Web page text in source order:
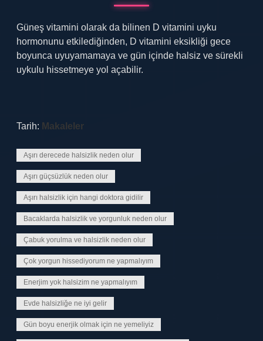
Güneş vitamini olarak da bilinen D vitamini uyku
hormonunu etkilediğinden, D vitamini eksikliği gece
boyunca uyuyamamaya ve gün içinde halsiz ve sürekli
uykulu hissetmeye yol açabilir.
Tarih: Makaleler
Aşırı derecede halsizlik neden olur
Aşırı güçsüzlük neden olur
Aşırı halsizlik için hangi doktora gidilir
Bacaklarda halsizlik ve yorgunluk neden olur
Çabuk yorulma ve halsizlik neden olur
Çok yorgun hissediyorum ne yapmalıyım
Enerjim yok halsizim ne yapmalıyım
Evde halsizliğe ne iyi gelir
Gün boyu enerjik olmak için ne yemeliyiz